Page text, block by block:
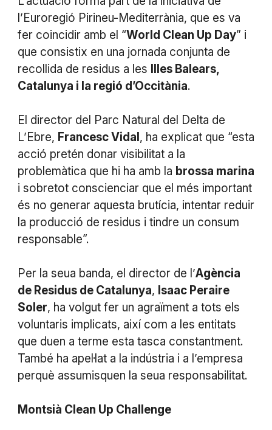
l’Euroregió Pirineu-Mediterrània, que es va
fer coincidir amb el “World Clean Up Day” i
que consistix en una jornada conjunta de
recollida de residus a les
Illes Balears,
Catalunya i la regió d’Occitània.
El director del Parc Natural del Delta de
L’Ebre, Francesc Vidal , ha explicat que “esta
acció pretén donar visibilitat a la
problemàtica que hi ha amb la brossa marina
i sobretot conscienciar que el més important
és no generar aquesta brutícia, intentar reduir
la producció de residus i tindre un consum
responsable”.
Per la seua banda, el director de l’Agència
de Residus de Catalunya, Isaac Peraire
Soler, ha volgut fer un agraïment a tots els
voluntaris implicats, així com a les entitats
que duen a terme esta tasca constantment.
També ha apel·lat a la indústria i a l’empresa
perquè assumisquen la seua responsabilitat.
Montsià Clean Up Challenge